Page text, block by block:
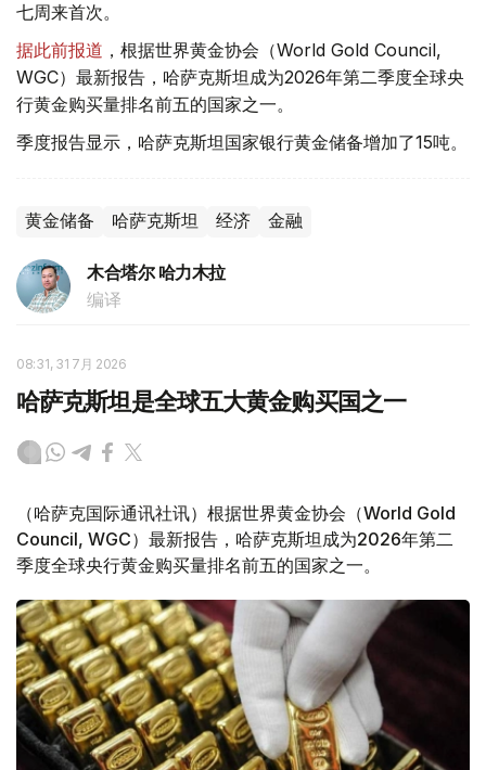
七周来首次。
据此前报道 ，根据世界黄金协会（World Gold Council,
WGC）最新报告，哈萨克斯坦成为2026年第二季度全球央
行黄金购买量排名前五的国家之一。
季度报告显示，哈萨克斯坦国家银行黄金储备增加了15吨。
黄金储备 哈萨克斯坦 经济 金融
木合塔尔 哈力木拉
编译
08:31, 31 7月 2026
哈萨克斯坦是全球五大黄金购买国之一
（哈萨克国际通讯社讯）根据世界黄金协会（World Gold
Council, WGC）最新报告，哈萨克斯坦成为2026年第二
季度全球央行黄金购买量排名前五的国家之一。